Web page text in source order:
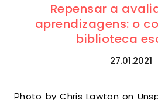
Repensar a
aprendizagens: o
biblioteca
27.01.2021
Photo by Chris Lawton on Unsplash A evolução da